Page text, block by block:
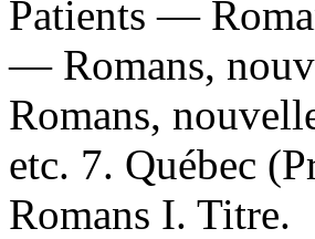
Patients —
— Romans,
Romans,
etc. 7. Québec
Romans I. Titre.